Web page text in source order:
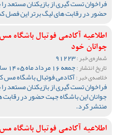
فراخوان تست گیری از بازیکنان مستعد
حضور در رقابت های لیگ برتر این فصل
اطلاعیه آکادمی فوتبال باشگاه
جوانان خود
شماره‌ی خبر :
تاریخ انتشار :جمعه 16 مرداد ماه 1405 ساعت 17:34
خلاصه‌ی خبر :آکادمی فوتبال باشگاه مس
فراخوان تست گیری از بازیکنان مستعد را
جوانان این باشگاه جهت حضور در
منتشر کرد.
اطلاعیه آکادمی فوتبال باشگاه